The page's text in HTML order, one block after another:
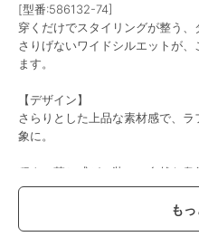
[型番:586132-74]
穿くだけでスタイリングが整う、
さりげないワイドシルエットが
ます。
【デザイン】
さらりとした上品な素材感で、
象に。
程よい落ち感が、装いに自然な奥
カジュアルからきれいめまで幅
オフ問わず活躍します。